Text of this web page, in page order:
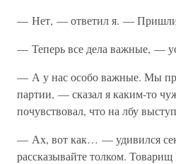
— Нет, — ответил я. — Пришли
— Теперь все дела важные, —
— А у нас особо важные. Мы
партии, — сказал я каким-то
почувствовал, что на лбу
— Ах, вот как… — удивился
рассказывайте толком.